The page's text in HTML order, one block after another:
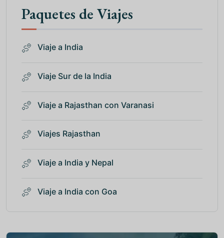
Paquetes de Viajes
Viaje a India
Viaje Sur de la India
Viaje a Rajasthan con Varanasi
Viajes Rajasthan
Viaje a India y Nepal
Viaje a India con Goa